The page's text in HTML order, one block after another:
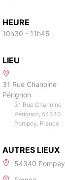
HEURE
10h30 - 11h45
LIEU
31 Rue Chanoine
Pérignon
31 Rue Chanoine
Pérignon, 54340
Pompey, France
AUTRES LIEUX
54340 Pompey